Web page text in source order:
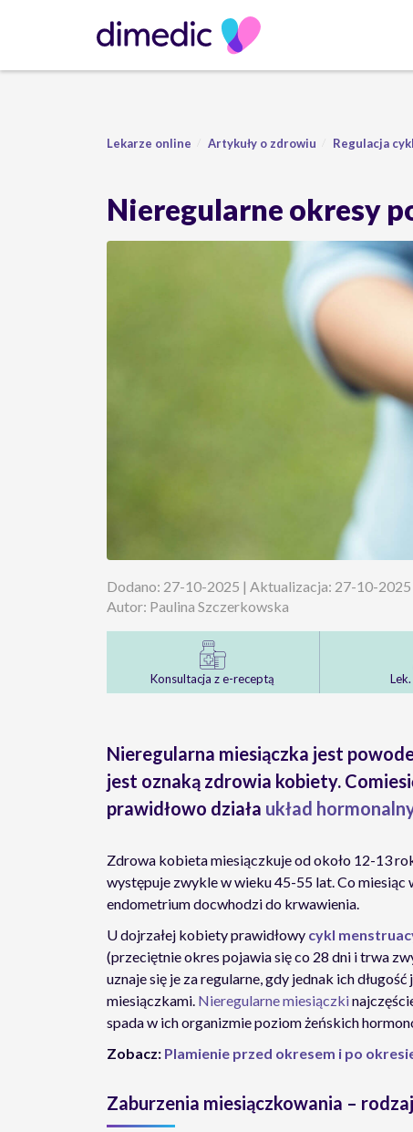
Lekarze online Artykuły o zdrowiu Regulacja
Nieregularne okresy
Dodano: 27-10-2025 | Aktualizacja: 27-10-2025
Autor: Paulina Szczerkowska
Konsultacja z e-receptą
Nieregularna miesiączka jest
jest oznaką zdrowia kobiety.
prawidłowo działa układ
Zdrowa kobieta miesiączkuje od około 12-13
występuje zwykle w wieku 45-55 lat. Co miesiąc
endometrium docwhodzi do krwawienia.
U dojrzałej kobiety prawidłowy cykl
(przeciętnie okres pojawia się co 28 dni i trwa
uznaje się je za regularne, gdy jednak ich
miesiączkami. Nieregularne miesiączki
spada w ich organizmie poziom żeńskich
Zobacz: Plamienie przed okresem i po
Zaburzenia miesiączkowania –